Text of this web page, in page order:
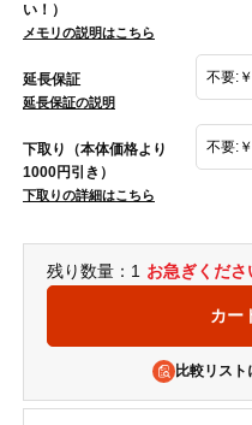
い！）
メモリの説明はこちら
延長保証
延長保証の説明
下取り（本体価格より
1000円引き）
下取りの詳細はこちら
残り数量：1 お急ぎくださ
比較リスト